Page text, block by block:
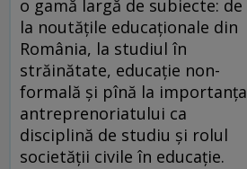
o gamă largă de subiecte: de
la noutăţile educaţionale din
România, la studiul în
străinătate, educaţie non-
formală şi pînă la importanţa
antreprenoriatului ca
disciplină de studiu şi rolul
societăţii civile în educaţie.